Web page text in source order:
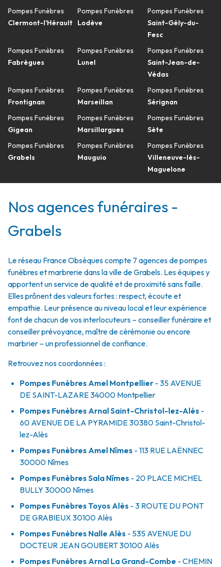
Pompes Funèbres
Clermont-l'Hérault
Pompes Funèbres
Fabrègues
Pompes Funèbres
Frontignan
Pompes Funèbres
Gigean
Pompes Funèbres
Grabels
Pompes Funèbres
Lodève
Pompes Funèbres
Lunel
Pompes Funèbres
Marseillan
Pompes Funèbres
Marsillargues
Pompes Funèbres
Mauguio
Pompes Funèbres
Saint-Gély-du-
Fesc
Pompes Funèbres
Saint-Jean-de-
Védas
Pompes Funèbres
Sérignan
Pompes Funèbres
Sète
Pompes Funèbres
Villeneuve-lès-
Maguelone
Nos agences funéraires -
Grabels
Le réseau France Obsèques compte 7 agences de pompes
funèbres et marbrerie dans la ville de Grabels. Les équipes y
apportent un service de qualité et de proximité sans faille.
Elles prônent des valeurs fortes : respect, écoute et
empathie. Leur présence au niveau local et leur expérience
font de chacun de vos interlocuteurs – conseiller funéraire et
conseiller prévoyance, maître de cérémonie ou encore
marbrier – un professionnel de confiance.
Retrouvez nos coordonnées :
Pompes Funèbres Amel Montpellier - 35 AVENUE
DE SAINT-LAZARE34000 Montpellier
Pompes Funèbres Arnal Saint-Christol-lez-Alès -
60 AVENUE DE LA PYRAMIDE30380 Saint-Christol-
lez-Alès
Pompes Funèbres Amel Nîmes - 113 RUE LAËNNEC
30000 Nîmes
Pompes Funèbres Sala Nîmes - 20 PLACE MICHEL
BULLY 30000 Nîmes
Pompes Funèbres Toyos Alès - 3 ROUTE DU PONT
DE GRABIEUX30100 Alès
Pompes Funèbres Nalle Alès - 535 AVENUE DU
DOCTEUR JEAN GOUBERT30100 Alès
Pompes Funèbres Arnal La Grand-Combe - CHEMIN